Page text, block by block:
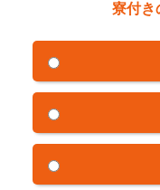
寮付き